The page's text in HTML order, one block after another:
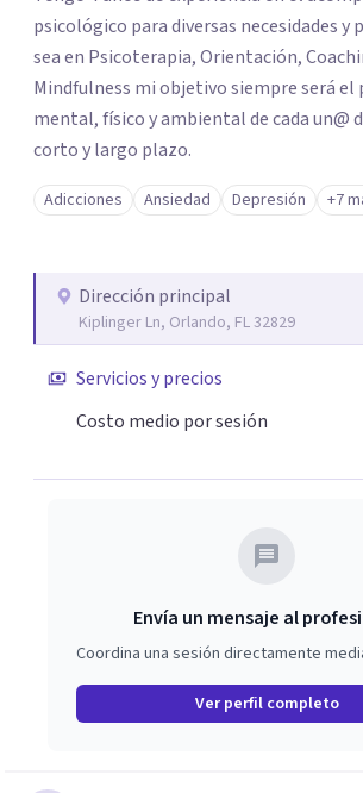
psicológico para diversas necesidades y
sea en Psicoterapia, Orientación,
Mindfulness mi objetivo siempre será
mental, físico y ambiental de cada un@
corto y largo plazo.
Adicciones Ansiedad Depresión +7
Dirección principal
Kiplinger Ln, Orlando, FL 32829
Servicios y precios
Costo medio por sesión
Envía un mensaje al
Coordina una sesión directamente
Ver perfil completo